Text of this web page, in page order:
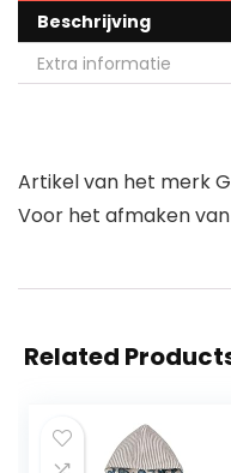
Beschrijving
Extra informatie
Artikel van het merk
Voor het afmaken
Related